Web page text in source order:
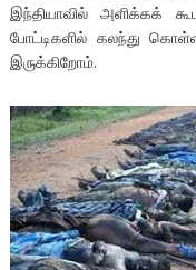
இந்தியாவில் அளிக்கக்
போட்டிகளில் கலந்து
இருக்கிறோம்.